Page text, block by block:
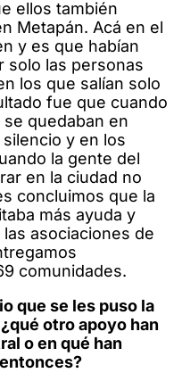
ellos también
Metapán. Acá en el
y es que habían
solo las personas
los que salían solo
fue que cuando
quedaban en
y en los
la gente del
en la ciudad no
concluimos que la
más ayuda y
asociaciones de
comunidades.
que se les puso la
otro apoyo han
o en qué han